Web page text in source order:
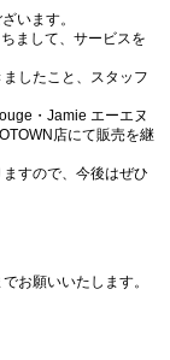
います。
まして、サービスを
したこと、スタッフ
・Jamie エーエヌ
店にて販売を継
すので、今後はぜひ
お願いいたします。